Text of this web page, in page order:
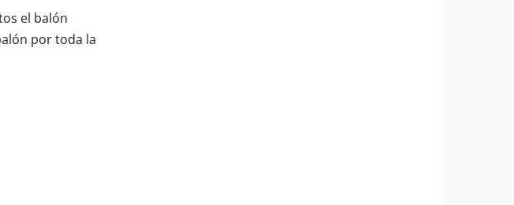
el balón
por toda la